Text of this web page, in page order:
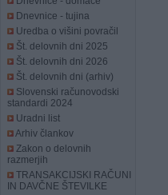
Dnevnice - tujina
Uredba o višini povračil
Št. delovnih dni 2025
Št. delovnih dni 2026
Št. delovnih dni (arhiv)
Slovenski računovodski
standardi 2024
Uradni list
Arhiv člankov
Zakon o delovnih
razmerjih
TRANSAKCIJSKI RAČUNI
IN DAVČNE ŠTEVILKE